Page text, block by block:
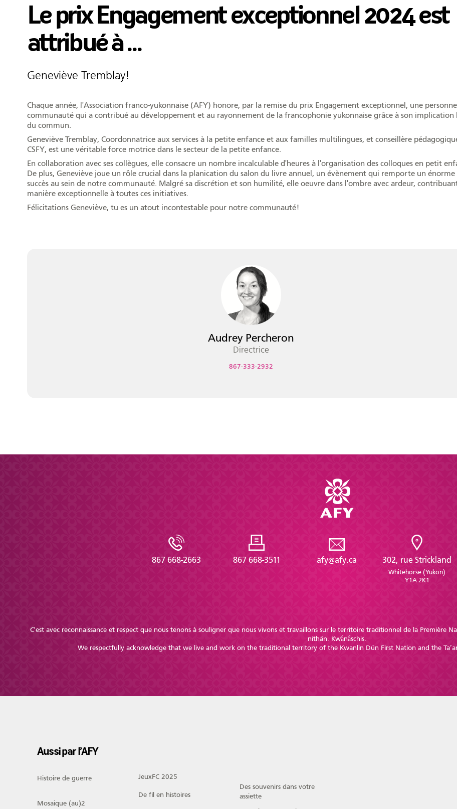
Le prix Engagement exceptionnel 2024 est
attribué à ...
Geneviève Tremblay!
Chaque année, l'Association franco-yukonnaise (AFY) honore, par la remise du prix Engagement exceptionnel, une
communauté qui a contribué au développement et au rayonnement de la francophonie yukonnaise grâce à son implication
du commun.
Geneviève Tremblay, Coordonnatrice aux services à la petite enfance et aux familles multilingues, et conseillère
CSFY, est une véritable force motrice dans le secteur de la petite enfance.
En collaboration avec ses collègues, elle consacre un nombre incalculable d'heures à l'organisation des colloques en petit
De plus, Geneviève joue un rôle crucial dans la planication du salon du livre annuel, un évènement qui remporte un énorme
succès au sein de notre communauté. Malgré sa discrétion et son humilité, elle oeuvre dans l'ombre avec ardeur,
manière exceptionnelle à toutes ces initiatives.
Félicitations Geneviève, tu es un atout incontestable pour notre communauté!
Audrey Percheron
Directrice
867-333-2932
867 668-2663 867 668-3511 afy@afy.ca 302, rue Strickland
Whitehorse (Yukon)
Y1A 2K1
C'est avec reconnaissance et respect que nous tenons à souligner que nous vivons et travaillons sur le territoire traditionnel de la Première
níthän. Kwä̀nä̀schis.
We respectfully acknowledge that we live and work on the traditional territory of the Kwanlin Dün First Nation and the
Aussi par l’AFY
Histoire de guerre
Mosaique (au)2
JeuxFC 2025
De fil en histoires
Des souvenirs dans votre
assiette